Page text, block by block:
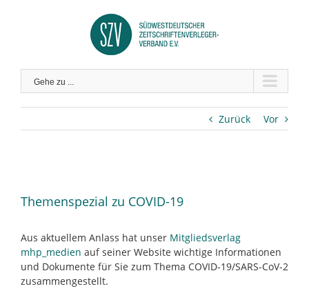
Gehe zu ...
Zurück Vor
Bild
Themenspezial zu COVID-19
Aus aktuellem Anlass hat unser Mitgliedsverlag
mhp_medien auf seiner Website wichtige Informationen
und Dokumente für Sie zum Thema COVID-19/SARS-CoV-2
zusammengestellt.